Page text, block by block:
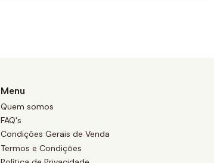
Menu
Quem somos
FAQ's
Condições Gerais de Venda
Termos e Condições